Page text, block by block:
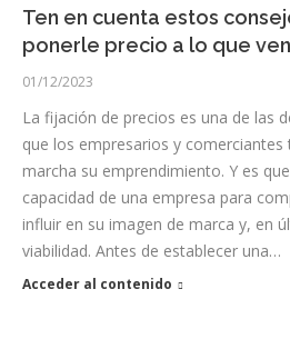
Ten en cuenta estos
ponerle precio a lo que
01/12/2023
La fijación de precios es una de las
que los empresarios y
marcha su emprendimiento. Y es
capacidad de una empresa para
influir en su imagen de marca y, en
viabilidad. Antes de establecer una…
Acceder al contenido